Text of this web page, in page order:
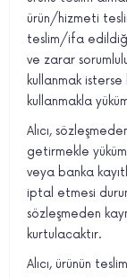
ürün/hizmeti
teslim/ifa edildiği
ve zarar
kullanmak
kullanmakla
Alıcı,
getirmekle
veya banka
iptal etmesi
sözleşmeden
kurtulacaktır.
Alıcı, ürünün